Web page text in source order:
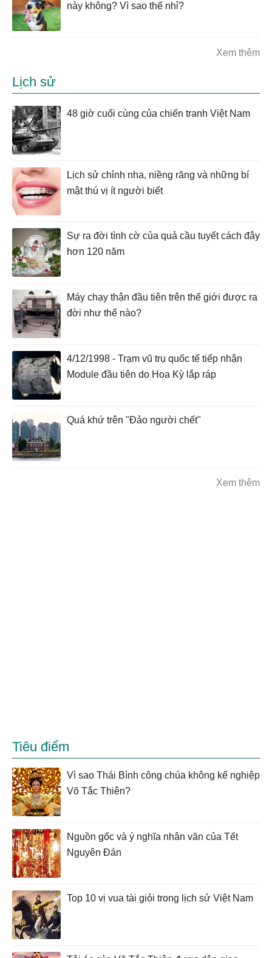
này không? Vì sao thế nhỉ?
Xem thêm
Lịch sử
48 giờ cuối cùng của chiến tranh Việt Nam
Lịch sử chỉnh nha, niềng răng và những bí
mật thú vị ít người biết
Sự ra đời tình cờ của quả cầu tuyết cách đây
hơn 120 năm
Máy chạy thận đầu tiên trên thế giới được ra
đời như thế nào?
4/12/1998 - Trạm vũ trụ quốc tế tiếp nhận
Module đầu tiên do Hoa Kỳ lắp ráp
Quá khứ trên "Đảo người chết"
Xem thêm
Tiêu điểm
Vì sao Thái Bình công chúa không kế nghiệp
Võ Tắc Thiên?
Nguồn gốc và ý nghĩa nhân văn của Tết
Nguyên Đán
Top 10 vị vua tài giỏi trong lịch sử Việt Nam